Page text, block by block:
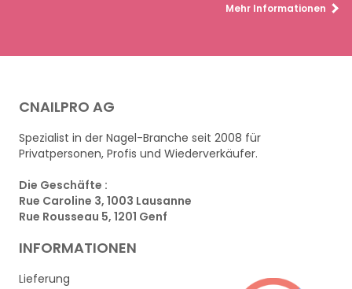
Mehr Informationen
CNAILPRO AG
Spezialist in der Nagel-Branche seit 2008 für
Privatpersonen, Profis und Wiederverkäufer.
Die Geschäfte :
Rue Caroline 3, 1003 Lausanne
Rue Rousseau 5, 1201 Genf
INFORMATIONEN
Lieferung